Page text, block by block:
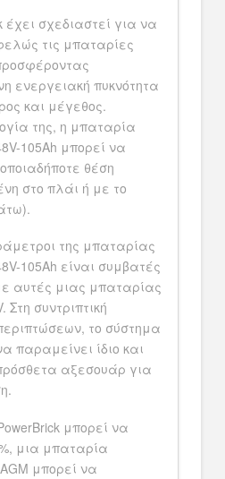
έχει σχεδιαστεί για να
τις μπαταρίες
ενεργειακή πυκνότητα
και μέγεθος.
της, η μπαταρία
105Ah μπορεί να
θέση
στο πλάι ή με το
της μπαταρίας
105Ah είναι συμβατές
αυτές μιας μπαταρίας
Στη συντριπτική
το σύστημα
παραμείνει ίδιο και
αξεσουάρ για
μπορεί να
μια μπαταρία
μπορεί να